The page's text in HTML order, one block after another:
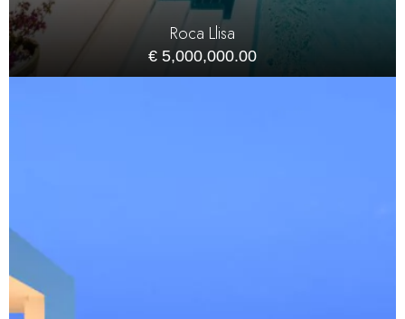
Roca Llisa
€ 5,000,000.00